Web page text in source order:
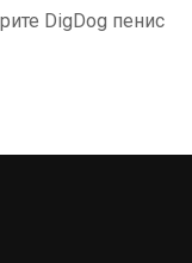
DigDog пенис